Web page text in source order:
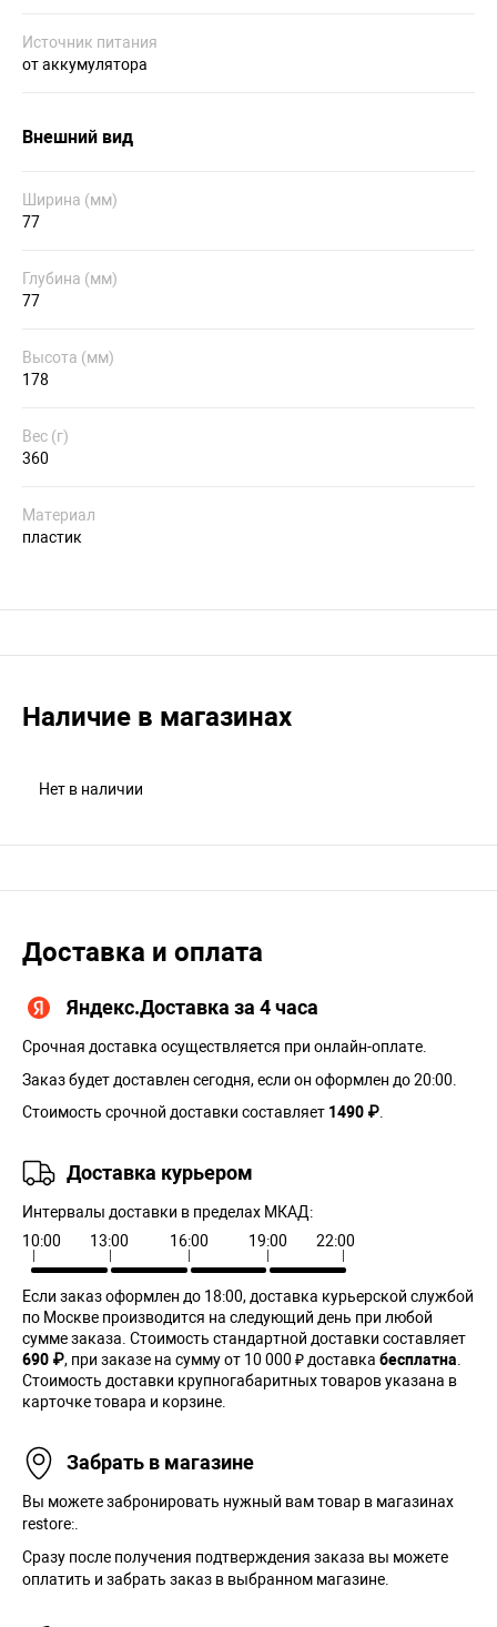
Источник питания
от аккумулятора
Внешний вид
Ширина (мм)
77
Глубина (мм)
77
Высота (мм)
178
Вес (г)
360
Материал
пластик
Наличие в магазинах
Нет в наличии
Доставка и оплата
Яндекс.Доставка за 4 часа
Срочная доставка осуществляется при онлайн-оплате.
Заказ будет доставлен сегодня, если он оформлен до 20:00.
Стоимость срочной доставки составляет 1490 ₽
Доставка курьером
Интервалы доставки в пределах МКАД:
10:00
13:00 16:00 19:00 22:00
Если заказ оформлен до 18:00, доставка курьерской службой
по Москве производится на следующий день при любой
сумме заказа. Cтоимость стандартной доставки составляет
690 ₽, при заказе на сумму от 10 000 ₽ доставка бесплатна
Стоимость доставки крупногабаритных товаров указана в
карточке товара и корзине.
Забрать в магазине
Вы можете забронировать нужный вам товар в магазинах
restore:.
Сразу после получения подтверждения заказа вы можете
оплатить и забрать заказ в выбранном магазине.